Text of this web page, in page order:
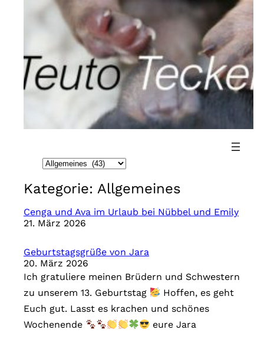
Direkt
wechseln
K
t
e
g
r
i
e
n
Kategorie: Allgemeines
Cenga und Ava im Urlaub bei Nübbel und Emily
21. März 2026
Geburtstagsgrüße von Jara
20. März 2026
Ich gratuliere meinen Brüdern und Schwestern
zu unserem 13. Geburtstag
Hoffen, es geht
Euch gut. Lasst es krachen und schönes
Wochenende
eure Jara